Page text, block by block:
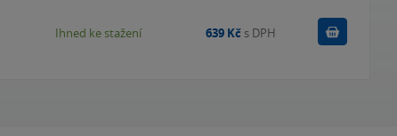
Ihned ke stažení 639 Kč s DPH Koupit